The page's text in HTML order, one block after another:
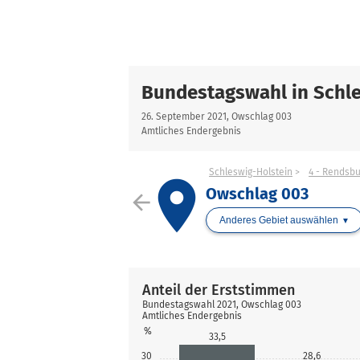
Bundestagswahl in
26. September 2021, Owschlag 003
Amtliches Endergebnis
arrow_backplace
Schleswig-Holstein 4 -
Owschlag 003
Anderes Gebiet auswählen
30
%
33,5
28,6
Anteil der Erststimmen
Bundestagswahl 2021, Owschlag 003
Amtliches Endergebnis